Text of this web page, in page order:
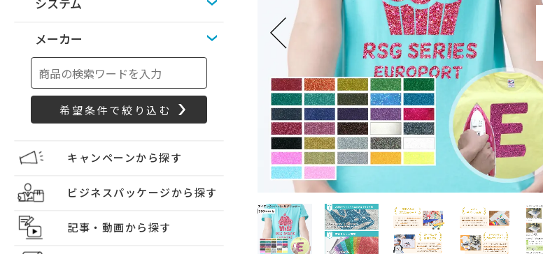
メーカー
キャンペーンから探す
ビジネスパッケージから探す
記事・動画から探す